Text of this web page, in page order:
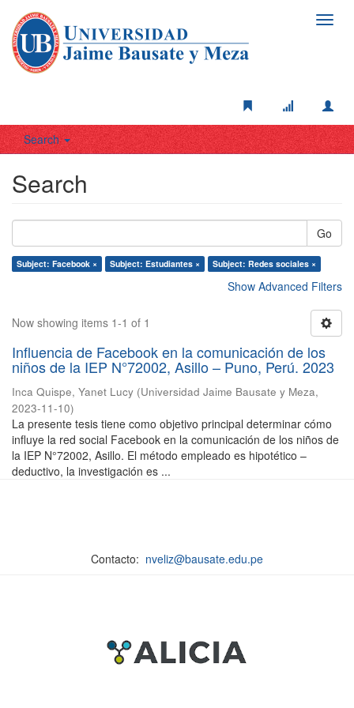
Search
Search
Go
Subject: Facebook × Subject: Estudiantes × Subject: Redes sociales ×
Show Advanced Filters
Now showing items 1-1 of 1
Influencia de Facebook en la comunicación de los
niños de la IEP N°72002, Asillo – Puno, Perú. 2023
Inca Quispe, Yanet Lucy (Universidad Jaime Bausate y Meza,
2023-11-10)
La presente tesis tiene como objetivo principal determinar cómo
influye la red social Facebook en la comunicación de los niños de
la IEP N°72002, Asillo. El método empleado es hipotético –
deductivo, la investigación es ...
Contacto: nveliz@bausate.edu.pe